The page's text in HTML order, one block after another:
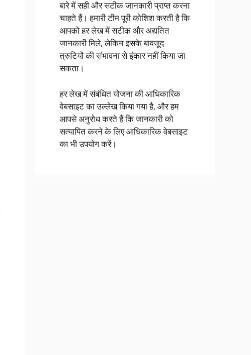
बारे में सही और सटीक जानकारी प्राप्त करना
चाहते हैं। हमारी टीम पूरी कोशिश करती है कि
आपको हर लेख में सटीक और अद्यतित
जानकारी मिले, लेकिन इसके बावजूद
त्रुटियों की संभावना से इंकार नहीं किया जा
सकता।
हर लेख में संबंधित योजना की आधिकारिक
वेबसाइट का उल्लेख किया गया है, और हम
आपसे अनुरोध करते हैं कि जानकारी को
सत्यापित करने के लिए आधिकारिक वेबसाइट
का भी उपयोग करें।